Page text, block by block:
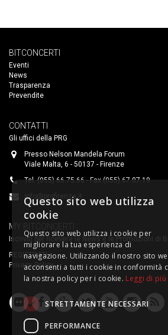
BITCONCERTI
Eventi
News
Trasparenza
Prevendite
CONTATTI
Gli uffici della PRG
Presso Nelson Mandela Forum
Viale Malta, 6 - 50137 - Firenze
Tel. (055) 66.75.66 - Fax (055) 67.07.19
info@prgfirenze.it
MY BITCONCERTI
Iscriviti per ricevere le News e le Promozioni di
REGISTRATI
Privacy Policy
Questo sito web utilizza
cookie
Questo sito web utilizza i cookie per
migliorare la tua esperienza di
navigazione. Utilizzando il nostro sito
acconsenti a tutti i cookie in conformità
la nostra policy per i cookie. Leggi di più
STRETTAMENTE NECESSARI
PERFORMANCE